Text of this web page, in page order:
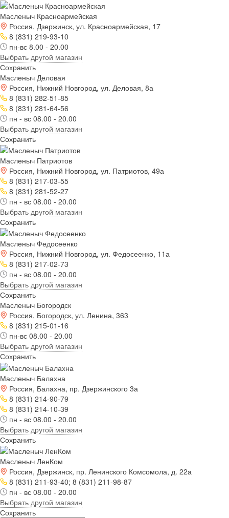
Масленыч Красноармейская
Россия, Дзержинск, ул. Красноармейская, 17
8 (831) 219-93-10
пн-вс 8.00 - 20.00
Выбрать другой магазин
Сохранить
Масленыч Деловая
Россия, Нижний Новгород, ул. Деловая, 8а
8 (831) 282-51-85
8 (831) 281-64-56
пн - вс 08.00 - 20.00
Выбрать другой магазин
Сохранить
Масленыч Патриотов
Россия, Нижний Новгород, ул. Патриотов, 49а
8 (831) 217-03-55
8 (831) 281-52-27
пн - вс 08.00 - 20.00
Выбрать другой магазин
Сохранить
Масленыч Федосеенко
Россия, Нижний Новгород, ул. Федосеенко, 11а
8 (831) 217-02-73
пн - вс 08.00 - 20.00
Выбрать другой магазин
Сохранить
Масленыч Богородск
Россия, Богородск, ул. Ленина, 363
8 (831) 215-01-16
пн-вс 08.00 - 20.00
Выбрать другой магазин
Сохранить
Масленыч Балахна
Россия, Балахна, пр. Дзержинского 3а
8 (831) 214-90-79
8 (831) 214-10-39
пн - вс 08.00 - 20.00
Выбрать другой магазин
Сохранить
Масленыч ЛенКом
Россия, Дзержинск, пр. Ленинского Комсомола, д. 22а
8 (831) 211-93-40; 8 (831) 211-98-87
пн - вс 08.00 - 20.00
Выбрать другой магазин
Сохранить